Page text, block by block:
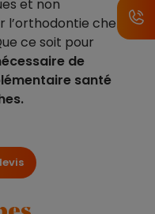
et non
chez
ce soit pour
de
santé